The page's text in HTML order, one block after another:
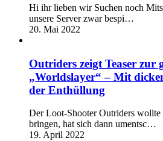
Hi ihr lieben wir Suchen noch
unsere Server zwar bespi…
20. Mai 2022
Outriders zeigt Teaser zur
„Worldslayer“ – Mit
der Enthüllung
Der Loot-Shooter Outriders
bringen, hat sich dann umentsc…
19. April 2022